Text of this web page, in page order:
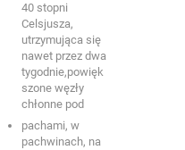
40 stopni
Celsjusza,
utrzymująca się
nawet przez dwa
tygodnie,powięk
szone węzły
chłonne pod
pachami, w
pachwinach, na